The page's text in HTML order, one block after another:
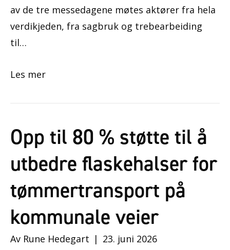
av de tre messedagene møtes aktører fra hela
verdikjeden, fra sagbruk og trebearbeiding
til…
Les mer
Opp til 80 % støtte til å
utbedre flaskehalser for
tømmertransport på
kommunale veier
Av Rune Hedegart | 23. juni 2026